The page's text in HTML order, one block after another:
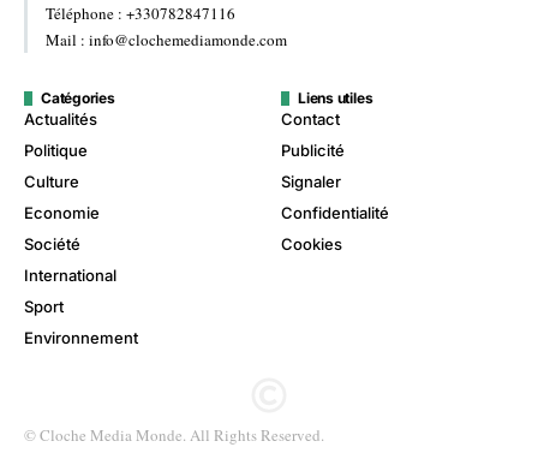
Téléphone : +330782847116
Mail : info@clochemediamonde.com
Catégories
Actualités
Politique
Culture
Economie
Société
International
Sport
Environnement
Liens utiles
Contact
Publicité
Signaler
Confidentialité
Cookies
© Cloche Media Monde. All Rights Reserved.